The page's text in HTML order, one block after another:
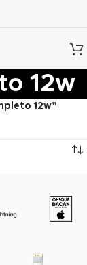
12w
12w”